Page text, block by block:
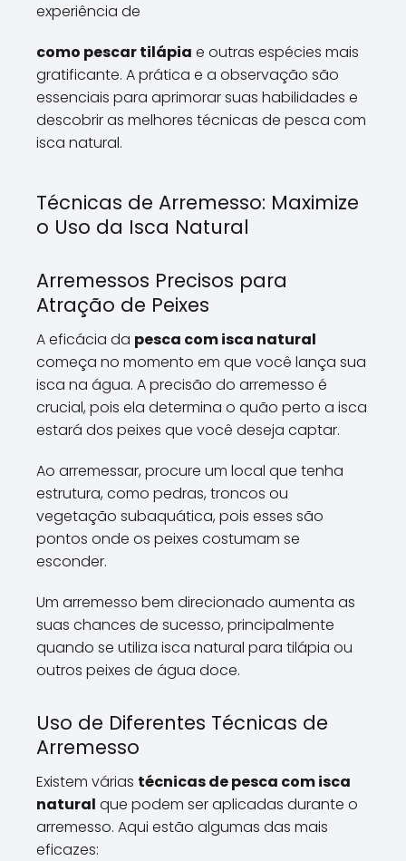
experiência de
como pescar tilápia e outras espécies mais
gratificante. A prática e a observação são
essenciais para aprimorar suas habilidades e
descobrir as melhores técnicas de pesca com
isca natural.
Técnicas de Arremesso: Maximize
o Uso da Isca Natural
Arremessos Precisos para
Atração de Peixes
A eficácia da pesca com isca natural
começa no momento em que você lança sua
isca na água. A precisão do arremesso é
crucial, pois ela determina o quão perto a isca
estará dos peixes que você deseja captar.
Ao arremessar, procure um local que tenha
estrutura, como pedras, troncos ou
vegetação subaquática, pois esses são
pontos onde os peixes costumam se
esconder.
Um arremesso bem direcionado aumenta as
suas chances de sucesso, principalmente
quando se utiliza isca natural para tilápia ou
outros peixes de água doce.
Uso de Diferentes Técnicas de
Arremesso
Existem várias técnicas de pesca com isca
natural que podem ser aplicadas durante o
arremesso. Aqui estão algumas das mais
eficazes: